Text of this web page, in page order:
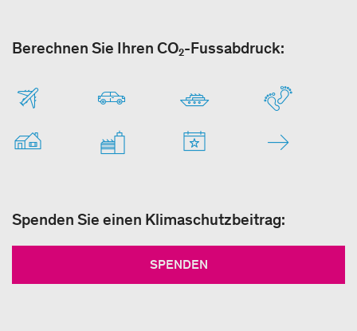
Berechnen Sie Ihren CO₂-Fussabdruck:
Spenden Sie einen Klimaschutzbeitrag:
SPENDEN